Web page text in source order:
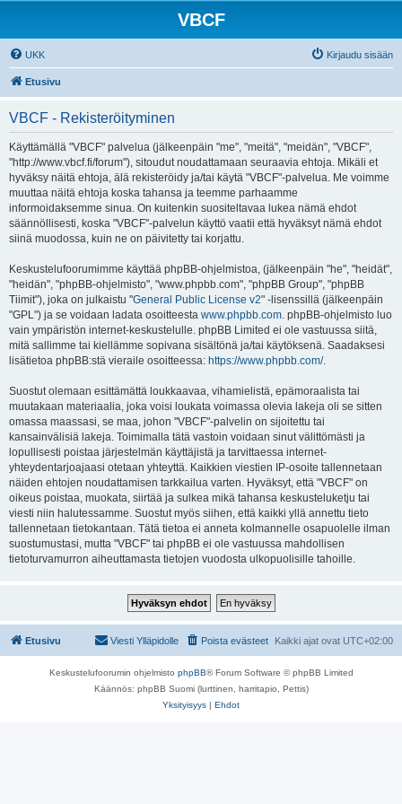
VBCF
UKK Kirjaudu sisään
Etusivu
VBCF - Rekisteröityminen
Käyttämällä "VBCF" palvelua (jälkeenpäin "me", "meitä", "meidän", "VBCF",
"http://www.vbcf.fi/forum"), sitoudut noudattamaan seuraavia ehtoja. Mikäli et
hyväksy näitä ehtoja, älä rekisteröidy ja/tai käytä "VBCF"-palvelua. Me voimme
muuttaa näitä ehtoja koska tahansa ja teemme parhaamme
informoidaksemme sinua. On kuitenkin suositeltavaa lukea nämä ehdot
säännöllisesti, koska "VBCF"-palvelun käyttö vaatii että hyväksyt nämä ehdot
siinä muodossa, kuin ne on päivitetty tai korjattu.
Keskustelufoorumimme käyttää phpBB-ohjelmistoa, (jälkeenpäin "he", "heidät",
"heidän", "phpBB-ohjelmisto", "www.phpbb.com", "phpBB Group", "phpBB
Tiimit"), joka on julkaistu "General Public License v2" -lisenssillä (jälkeenpäin
"GPL") ja se voidaan ladata osoitteesta www.phpbb.com. phpBB-ohjelmisto luo
vain ympäristön internet-keskustelulle. phpBB Limited ei ole vastuussa siitä,
mitä sallimme tai kiellämme sopivana sisältönä ja/tai käytöksenä. Saadaksesi
lisätietoa phpBB:stä vieraile osoitteessa: https://www.phpbb.com/.
Suostut olemaan esittämättä loukkaavaa, vihamielistä, epämoraalista tai
muutakaan materiaalia, joka voisi loukata voimassa olevia lakeja oli se sitten
omassa maassasi, se maa, johon "VBCF"-palvelin on sijoitettu tai
kansainvälisiä lakeja. Toimimalla tätä vastoin voidaan sinut välittömästi ja
lopullisesti poistaa järjestelmän käyttäjistä ja tarvittaessa internet-
yhteydentarjoajaasi otetaan yhteyttä. Kaikkien viestien IP-osoite tallennetaan
näiden ehtojen noudattamisen tarkkailua varten. Hyväksyt, että "VBCF" on
oikeus poistaa, muokata, siirtää ja sulkea mikä tahansa keskusteluketju tai
viesti niin halutessamme. Suostut myös siihen, että kaikki yllä annettu tieto
tallennetaan tietokantaan. Tätä tietoa ei anneta kolmannelle osapuolelle ilman
suostumustasi, mutta "VBCF" tai phpBB ei ole vastuussa mahdollisen
tietoturvamurron aiheuttamasta tietojen vuodosta ulkopuolisille tahoille.
Etusivu Kaikki ajat ovat UTC+02:00
Poista evästeet
Viesti Ylläpidolle
Keskustelufoorumin ohjelmisto phpBB® Forum Software © phpBB Limited
Käännös: phpBB Suomi (lurttinen, harritapio, Pettis)
Yksityisyys | Ehdot